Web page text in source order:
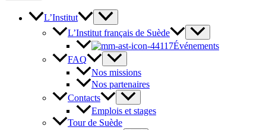
L’Institut
L’Institut français de Suède
Événements
FAQ
Nos missions
Nos partenaires
Contacts
Emplois et stages
Tour de Suède